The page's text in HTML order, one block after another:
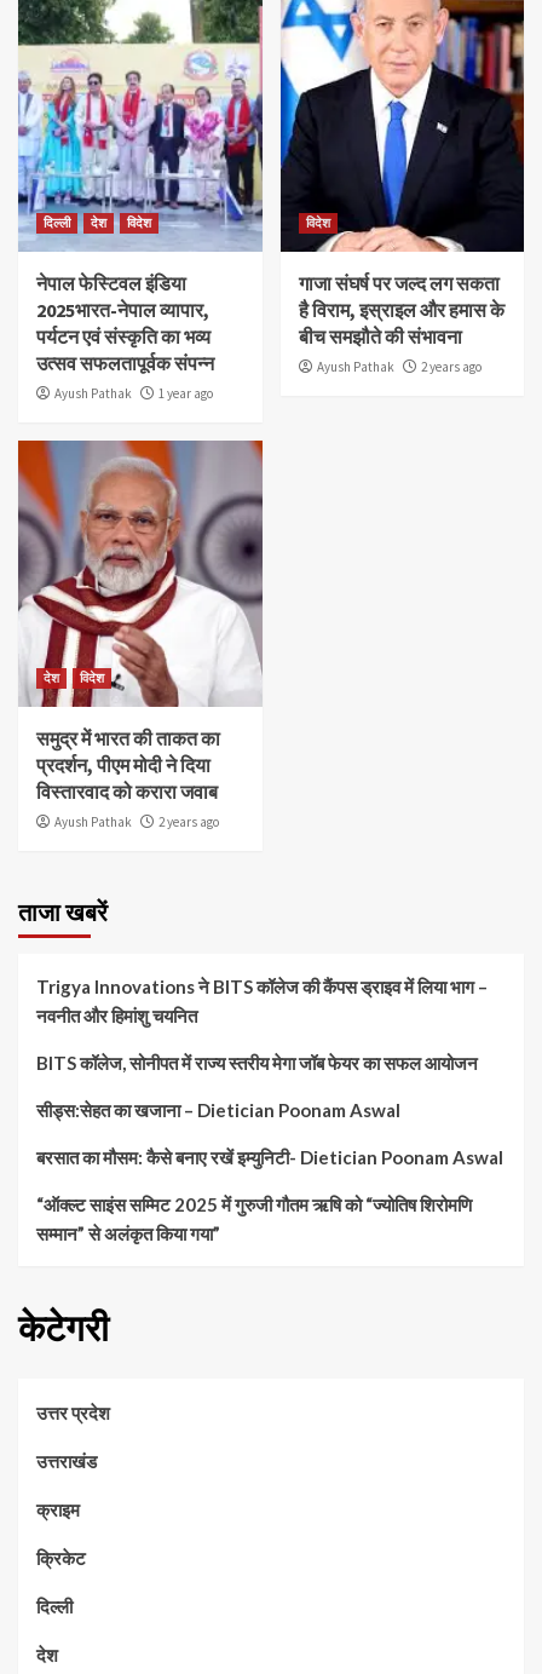
दिल्ली देश विदेश
नेपाल फेस्टिवल इंडिया
2025भारत-नेपाल व्यापार,
पर्यटन एवं संस्कृति का भव्य
उत्सव सफलतापूर्वक संपन्न
Ayush Pathak 1 year ago
विदेश
गाजा संघर्ष पर जल्द लग सकता
है विराम, इस्राइल और हमास के
बीच समझौते की संभावना
Ayush Pathak 2 years ago
देश विदेश
समुद्र में भारत की ताकत का
प्रदर्शन, पीएम मोदी ने दिया
विस्तारवाद को करारा जवाब
Ayush Pathak 2 years ago
ताजा खबरें
Trigya Innovations ने BITS कॉलेज की कैंपस ड्राइव में लिया भाग –
नवनीत और हिमांशु चयनित
BITS कॉलेज, सोनीपत में राज्य स्तरीय मेगा जॉब फेयर का सफल आयोजन
सीड्स:सेहत का खजाना – Dietician Poonam Aswal
बरसात का मौसम: कैसे बनाए रखें इम्युनिटी- Dietician Poonam Aswal
“ऑक्ल्ट साइंस सम्मिट 2025 में गुरुजी गौतम ऋषि को “ज्योतिष शिरोमणि
सम्मान” से अलंकृत किया गया”
केटेगरी
उत्तर प्रदेश
उत्तराखंड
क्राइम
क्रिकेट
दिल्ली
देश